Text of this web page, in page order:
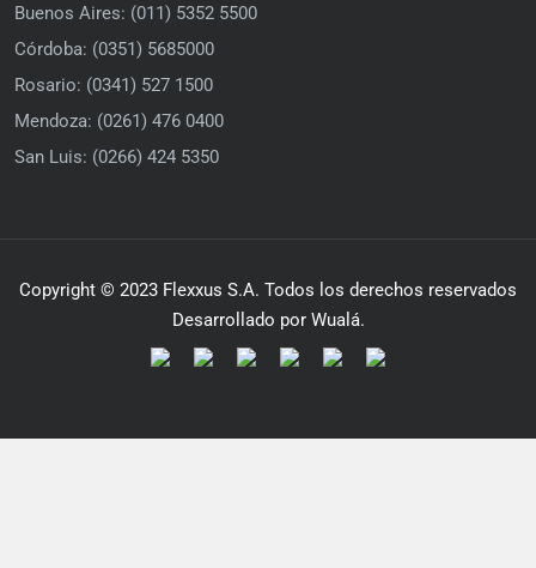
Buenos Aires: (011) 5352 5500
Córdoba: (0351) 5685000
Rosario: (0341) 527 1500
Mendoza: (0261) 476 0400
San Luis: (0266) 424 5350
Copyright © 2023 Flexxus S.A. Todos los derechos reservados
Desarrollado por Wualá.